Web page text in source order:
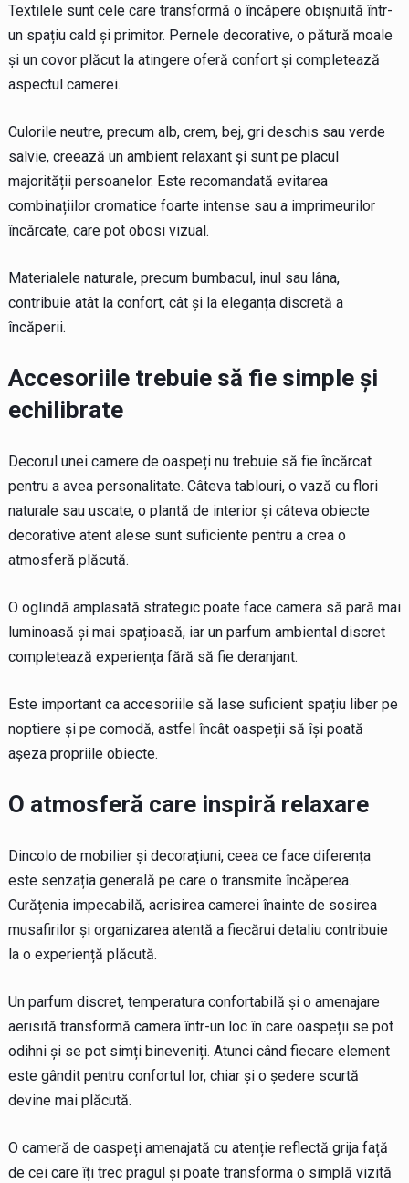
Textilele sunt cele care transformă o încăpere obișnuită într-
un spațiu cald și primitor. Pernele decorative, o pătură moale
și un covor plăcut la atingere oferă confort și completează
aspectul camerei.
Culorile neutre, precum alb, crem, bej, gri deschis sau verde
salvie, creează un ambient relaxant și sunt pe placul
majorității persoanelor. Este recomandată evitarea
combinațiilor cromatice foarte intense sau a imprimeurilor
încărcate, care pot obosi vizual.
Materialele naturale, precum bumbacul, inul sau lâna,
contribuie atât la confort, cât și la eleganța discretă a
încăperii.
Accesoriile trebuie să fie simple și
echilibrate
Decorul unei camere de oaspeți nu trebuie să fie încărcat
pentru a avea personalitate. Câteva tablouri, o vază cu flori
naturale sau uscate, o plantă de interior și câteva obiecte
decorative atent alese sunt suficiente pentru a crea o
atmosferă plăcută.
O oglindă amplasată strategic poate face camera să pară mai
luminoasă și mai spațioasă, iar un parfum ambiental discret
completează experiența fără să fie deranjant.
Este important ca accesoriile să lase suficient spațiu liber pe
noptiere și pe comodă, astfel încât oaspeții să își poată
așeza propriile obiecte.
O atmosferă care inspiră relaxare
Dincolo de mobilier și decorațiuni, ceea ce face diferența
este senzația generală pe care o transmite încăperea.
Curățenia impecabilă, aerisirea camerei înainte de sosirea
musafirilor și organizarea atentă a fiecărui detaliu contribuie
la o experiență plăcută.
Un parfum discret, temperatura confortabilă și o amenajare
aerisită transformă camera într-un loc în care oaspeții se pot
odihni și se pot simți bineveniți. Atunci când fiecare element
este gândit pentru confortul lor, chiar și o ședere scurtă
devine mai plăcută.
O cameră de oaspeți amenajată cu atenție reflectă grija față
de cei care îți trec pragul și poate transforma o simplă vizită